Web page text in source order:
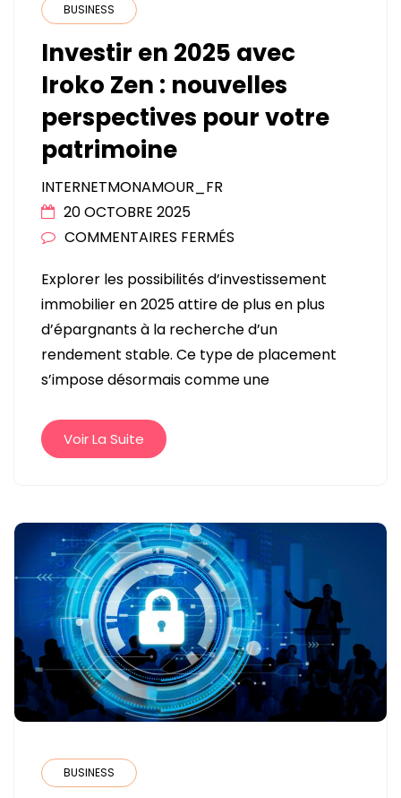
BUSINESS
Investir en 2025 avec
Iroko Zen : nouvelles
perspectives pour votre
patrimoine
INTERNETMONAMOUR_FR
20 OCTOBRE 2025
COMMENTAIRES FERMÉS
EN
2025
AVEC
IROKO
ZEN
PATRIMOINE
Explorer les possibilités d’investissement
immobilier en 2025 attire de plus en plus
d’épargnants à la recherche d’un
rendement stable. Ce type de placement
s’impose désormais comme une
Voir La Suite
BUSINESS